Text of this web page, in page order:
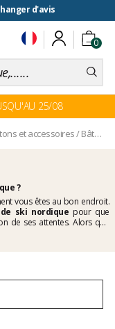
d'avis
0
25/08
et accessoires/Bâton ski de fond adulte
?
vous êtes au bon endroit.
ski nordique pour que
de ses attentes. Alors que